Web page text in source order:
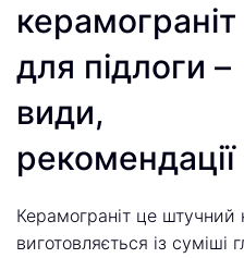
керамограніт
для підлоги –
види,
рекомендації
Керамограніт це штучний
виготовляється із суміші